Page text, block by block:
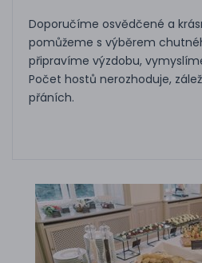
Doporučíme osvědčené a
pomůžeme s výběrem
připravíme výzdobu,
Počet hostů nerozhoduje,
přáních.